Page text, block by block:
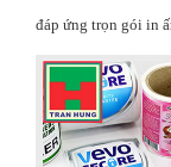
đáp ứng trọn gói in